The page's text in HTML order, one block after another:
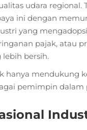
udara regional.
ini dengan
yang
pajak, atau
bersih.
hanya mendukung
pemimpin